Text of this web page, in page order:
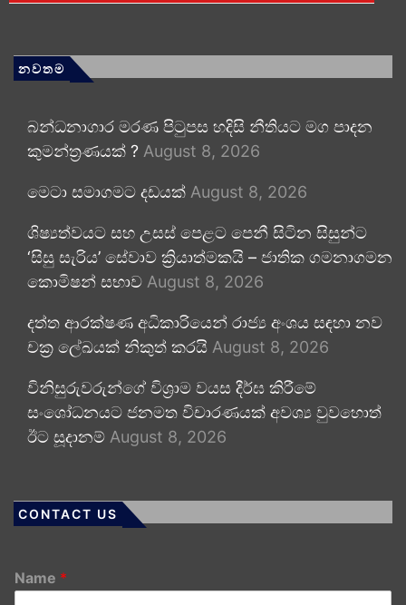
නවතම
බන්ධනාගාර මරණ පිටුපස හදිසි නීතියට මග පාදන
කුමන්ත්‍රණයක් ? August 8, 2026
මෙටා සමාගමට දඩයක් August 8, 2026
ශිෂ්‍යත්වයට සහ උසස් පෙළට පෙනී සිටින සිසුන්ට
‘සිසු සැරිය’ සේවාව ක්‍රියාත්මකයි – ජාතික ගමනාගමන
කොමිෂන් සභාව August 8, 2026
දත්ත ආරක්ෂණ අධිකාරියෙන් රාජ්‍ය අංශය සඳහා නව
චක්‍ර ලේඛයක් නිකුත් කරයි August 8, 2026
විනිසුරුවරුන්ගේ විශ්‍රාම වයස දීර්ඝ කිරීමේ
සංශෝධනයට ජනමත විචාරණයක් අවශ්‍ය වුවහොත්
ඊට සූදානම් August 8, 2026
CONTACT US
Name *